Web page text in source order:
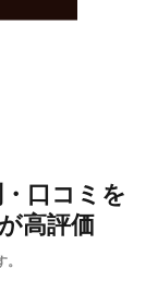
口コミを
高評価